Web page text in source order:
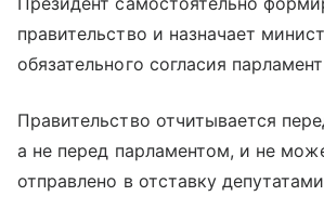
правительство и назначает
обязательного согласия
Правительство отчитывается
а не перед парламентом, и не
отправлено в отставку